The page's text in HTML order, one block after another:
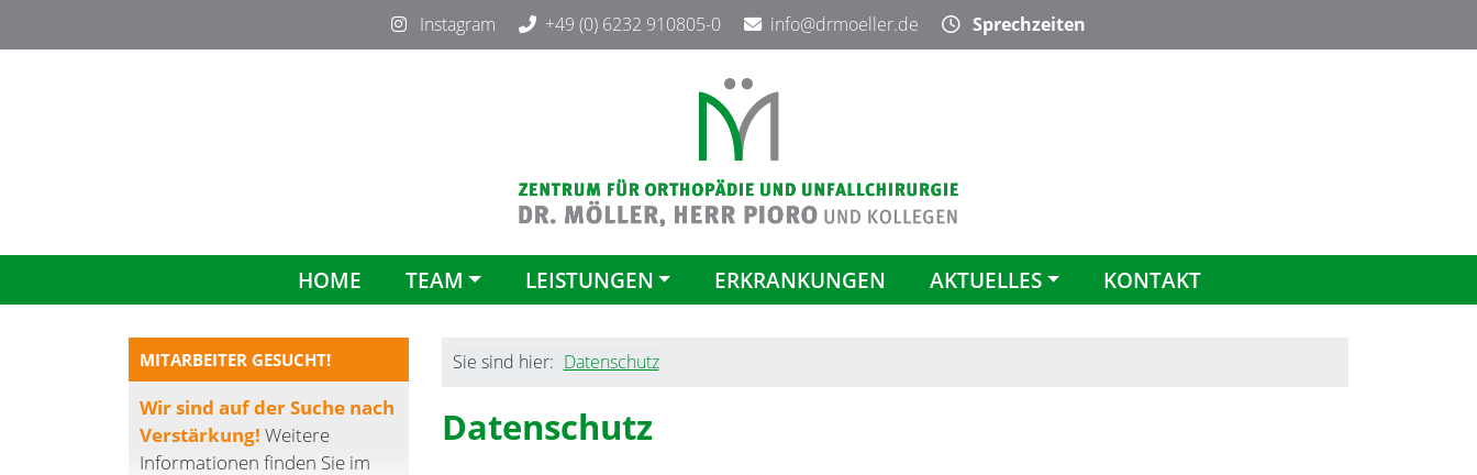
Instagram +49 (0) 6232 910805-0 info@drmoeller.de Sprechzeiten
HOME TEAM LEISTUNGEN ERKRANKUNGEN AKTUELLES KONTAKT
Sie sind hier: Datenschutz
Datenschutz
MITARBEITER GESUCHT!
Wir sind auf der Suche nach
Verstärkung! Weitere
Informationen finden Sie im